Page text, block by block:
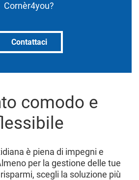
Cornèr4you?
Contattaci
comodo e
è piena di impegni e
per la gestione delle tue
scegli la soluzione più